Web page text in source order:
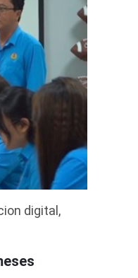
digital,